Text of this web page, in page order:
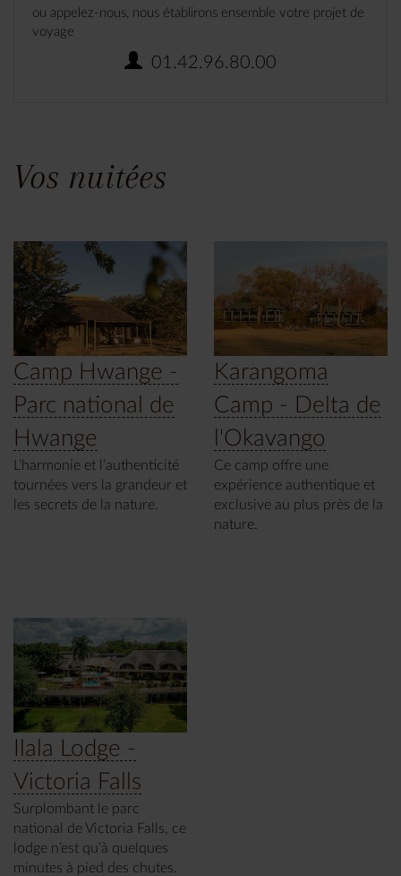
ou appelez-nous, nous établirons ensemble votre projet de
voyage
01.42.96.80.00
Vos nuitées
Camp Hwange -
Parc national de
Hwange
L’harmonie et l’authenticité
tournées vers la grandeur et
les secrets de la nature.
Karangoma
Camp - Delta de
l'Okavango
Ce camp offre une
expérience authentique et
exclusive au plus près de la
nature.
Ilala Lodge -
Victoria Falls
Surplombant le parc
national de Victoria Falls, ce
lodge n’est qu’à quelques
minutes à pied des chutes.